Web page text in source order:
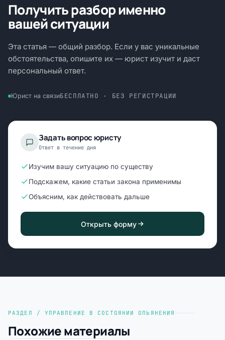
Получить разбор именно
вашей ситуации
Эта статья — общий разбор. Если у вас уникальные
обстоятельства, опишите их — юрист изучит и даст
персональный ответ.
Юрист на связиБЕСПЛАТНО · БЕЗ РЕГИСТРАЦИИ
Задать вопрос юристу
Ответ в течение дня
Изучим вашу ситуацию по существу
Подскажем, какие статьи закона применимы
Объясним, как действовать дальше
Открыть форму
РАЗДЕЛ / УПРАВЛЕНИЕ В СОСТОЯНИИ ОПЬЯНЕНИЯ
Похожие материалы